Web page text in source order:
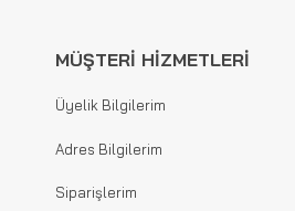
MÜŞTERİ HİZMETLERİ
Üyelik Bilgilerim
Adres Bilgilerim
Siparişlerim